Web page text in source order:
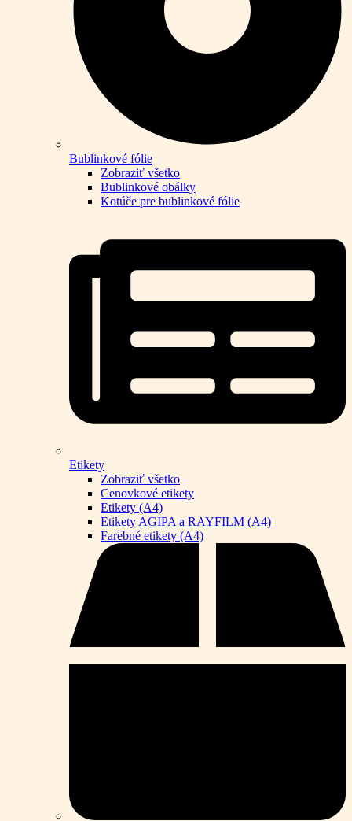
Bublinkové fólie
Zobraziť všetko
Bublinkové obálky
Kotúče pre bublinkové fólie
Etikety
Zobraziť všetko
Cenovkové etikety
Etikety (A4)
Etikety AGIPA a RAYFILM (A4)
Farebné etikety (A4)